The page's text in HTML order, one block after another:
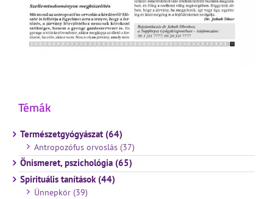
Témák
Természetgyógyászat (64)
Antropozófus orvoslás (37)
Önismeret, pszichológia (65)
Spirituális tanítások (44)
Ünnepkör (39)